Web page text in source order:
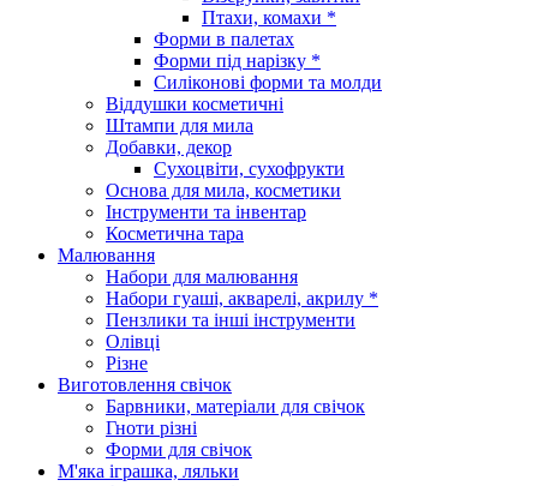
Птахи, комахи *
Форми в палетах
Форми під нарізку *
Силіконові форми та молди
Віддушки косметичні
Штампи для мила
Добавки, декор
Сухоцвіти, сухофрукти
Основа для мила, косметики
Інструменти та інвентар
Косметична тара
Малювання
Набори для малювання
Набори гуаші, акварелі, акрилу *
Пензлики та інші інструменти
Олівці
Різне
Виготовлення свічок
Барвники, матеріали для свічок
Гноти різні
Форми для свічок
М'яка іграшка, ляльки